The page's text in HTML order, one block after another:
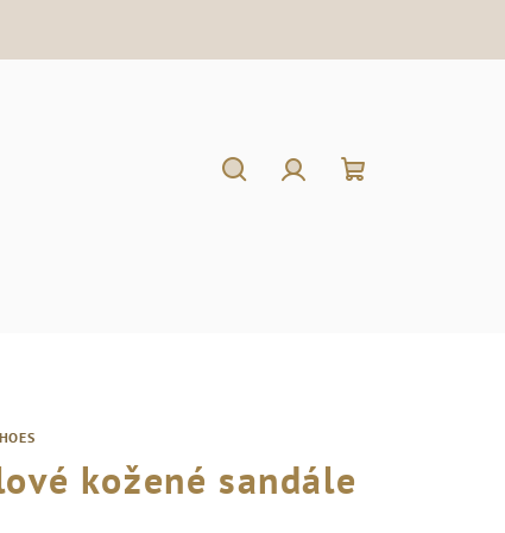
kožené sandále